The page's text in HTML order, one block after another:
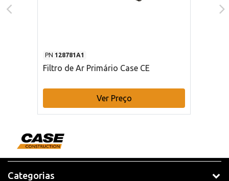
PN 128781A1
Filtro de Ar Primário Case CE
Ver Preço
Categorias